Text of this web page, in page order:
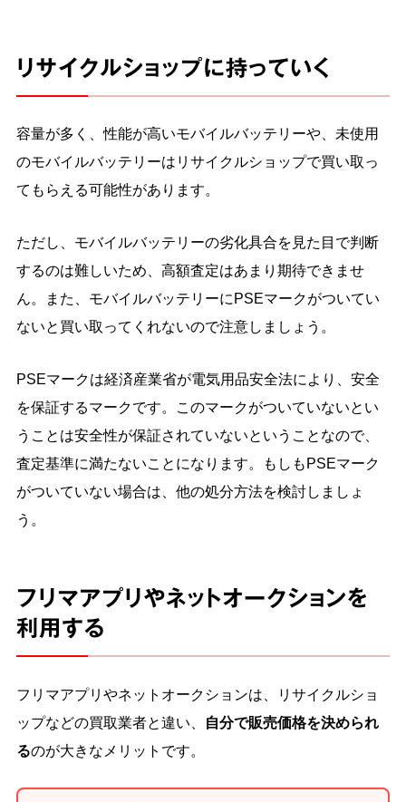
リサイクルショップに持っていく
容量が多く、性能が高いモバイルバッテリーや、未使用
のモバイルバッテリーはリサイクルショップで買い取っ
てもらえる可能性があります。
ただし、モバイルバッテリーの劣化具合を見た目で判断
するのは難しいため、高額査定はあまり期待できませ
ん。また、モバイルバッテリーにPSEマークがついてい
ないと買い取ってくれないので注意しましょう。
PSEマークは経済産業省が電気用品安全法により、安全
を保証するマークです。このマークがついていないとい
うことは安全性が保証されていないということなので、
査定基準に満たないことになります。もしもPSEマーク
がついていない場合は、他の処分方法を検討しましょ
う。
フリマアプリやネットオークションを
利用する
フリマアプリやネットオークションは、リサイクルショ
ップなどの買取業者と違い、 自分で販売価格を決められ
るのが大きなメリットです。